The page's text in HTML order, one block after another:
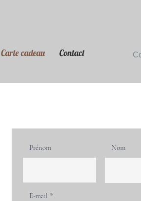
Carte cadeau Contact
Prénom Nom
E-mail